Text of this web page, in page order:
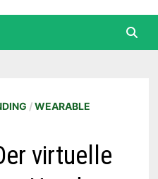
/WEARABLE
virtuelle